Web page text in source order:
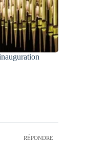
RÉPONDRE